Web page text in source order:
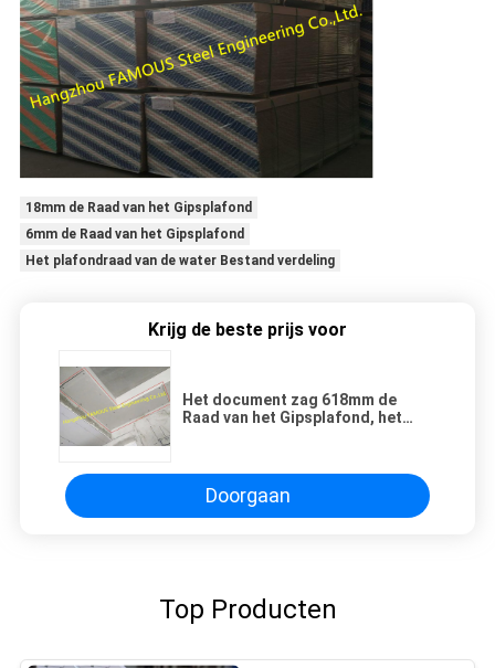
18mm de Raad van het Gipsplafond
6mm de Raad van het Gipsplafond
Het plafondraad van de water Bestand verdeling
Krijg de beste prijs voor
Het document zag 618mm de
Raad van het Gipsplafond, het
Doorgaan
Top Producten